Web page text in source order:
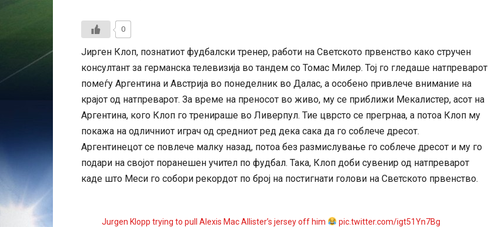
0
Јирген Клоп, познатиот фудбалски тренер, работи на Светското првенство како стручен
консултант за германска телевизија во тандем со Томас Милер. Тој го гледаше натпреварот
помеѓу Аргентина и Австрија во понеделник во Далас, а особено привлече внимание на
крајот од натпреварот. За време на преносот во живо, му се приближи Мекалистер, асот на
Аргентина, кого Клоп го тренираше во Ливерпул. Тие цврсто се прегрнаа, а потоа Клоп му
покажа на одличниот играч од средниот ред дека сака да го соблече дресот.
Аргентинецот се повлече малку назад, потоа без размислување го соблече дресот и му го
подари на својот поранешен учител по фудбал. Така, Клоп доби сувенир од натпреварот
каде што Меси го собори рекордот по број на постигнати голови на Светското првенство.
Jurgen Klopp trying to pull Alexis Mac Allister’s jersey off him pic.twitter.com/igt51Yn7Bg